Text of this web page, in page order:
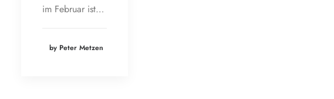
im Februar ist…
by Peter Metzen